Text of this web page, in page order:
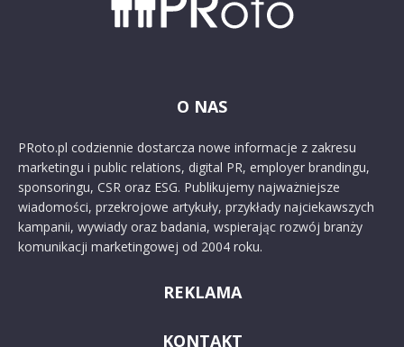
O NAS
PRoto.pl codziennie dostarcza nowe informacje z zakresu
marketingu i public relations, digital PR, employer brandingu,
sponsoringu, CSR oraz ESG. Publikujemy najważniejsze
wiadomości, przekrojowe artykuły, przykłady najciekawszych
kampanii, wywiady oraz badania, wspierając rozwój branży
komunikacji marketingowej od 2004 roku.
REKLAMA
KONTAKT